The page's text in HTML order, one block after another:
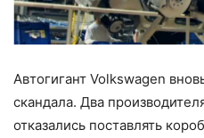
Автогигант Volkswagen
скандала. Два
отказались поставлять